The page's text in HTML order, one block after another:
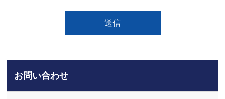
お問い合わせ